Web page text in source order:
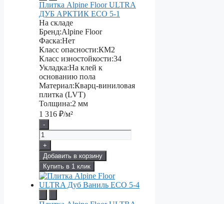
Плитка Alpine Floor ULTRA
ДУБ АРКТИК ЕСО 5-1
На складе
Бренд:Alpine Floor
Фаска:Нет
Класс опасности:КМ2
Класс изностойкости:34
Укладка:На клей к
основанию пола
Материал:Кварц-виниловая
плитка (LVT)
Толщина:2 мм
1 316 ₽/м²
-
+
Добавить в корзину
Купить в 1 клик